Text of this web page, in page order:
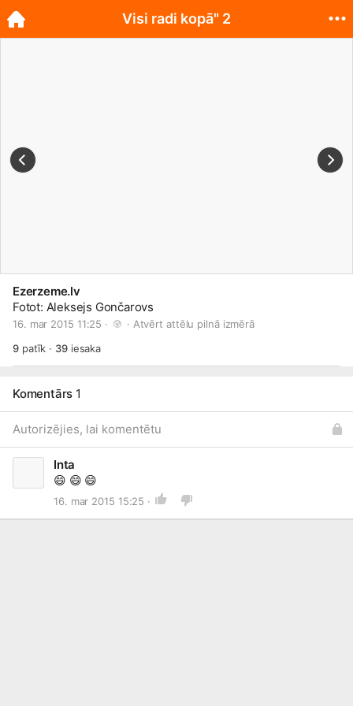
Ezerzeme.lv
Fotot: Aleksejs Gončarovs
16. mar 2015 11:25 · · Atvērt attēlu pilnā izmērā
9patīk · 39iesaka
Komentārs 1
Autorizējies, lai komentētu
Inta
😄 😄 😄
16. mar 2015 15:25 ·
Visi radi kopā" 2